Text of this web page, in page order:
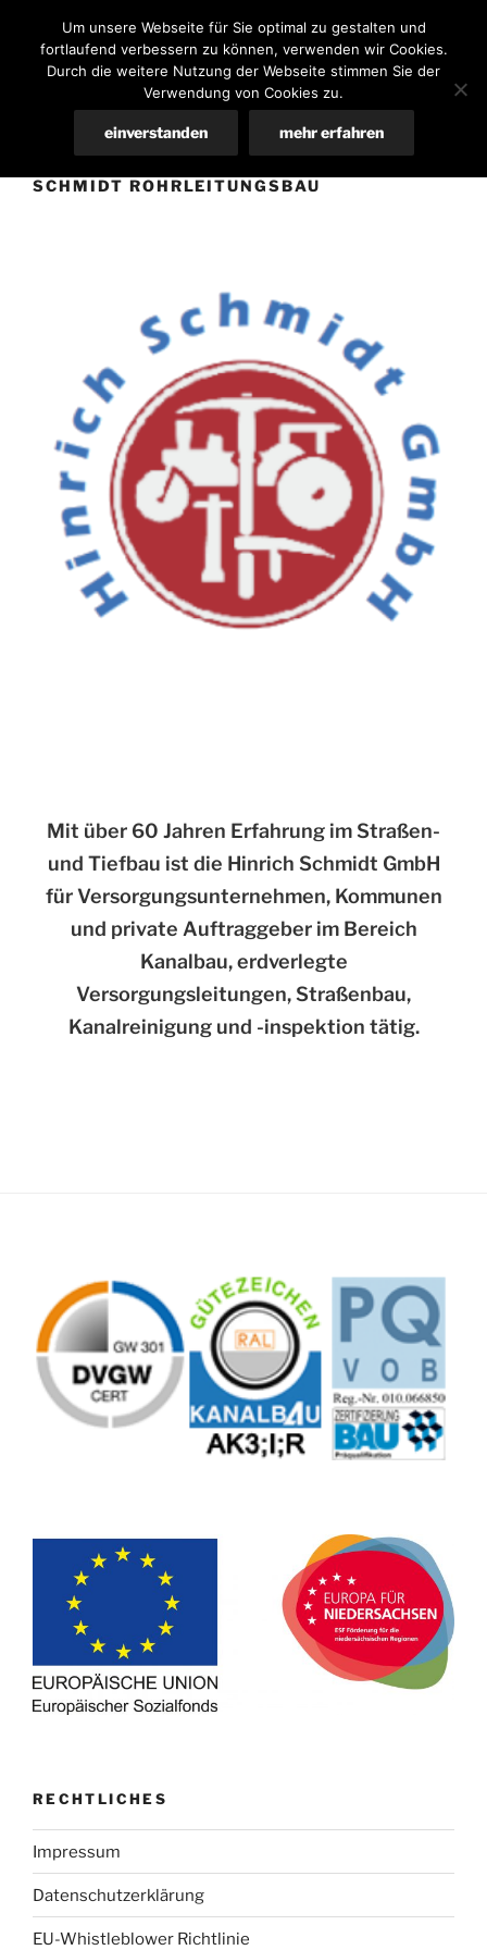
springen
HINRICH SCHMIDT GMBH
Straßenbau & Kanalinspektion
SCHMIDT ROHRLEITUNGSBAU
Mit über 60 Jahren Erfahrung im Straßen-
und Tiefbau ist die Hinrich Schmidt GmbH
für Versorgungsunternehmen, Kommunen
und private Auftraggeber im Bereich
Kanalbau, erdverlegte
Versorgungsleitungen, Straßenbau,
Kanalreinigung und -inspektion tätig.
RECHTLICHES
Impressum
Datenschutzerklärung
EU-Whistleblower Richtlinie
Um unsere Webseite für Sie optimal zu gestalten und
fortlaufend verbessern zu können, verwenden wir Cookies.
Durch die weitere Nutzung der Webseite stimmen Sie der
Verwendung von Cookies zu.
einverstanden mehr erfahren